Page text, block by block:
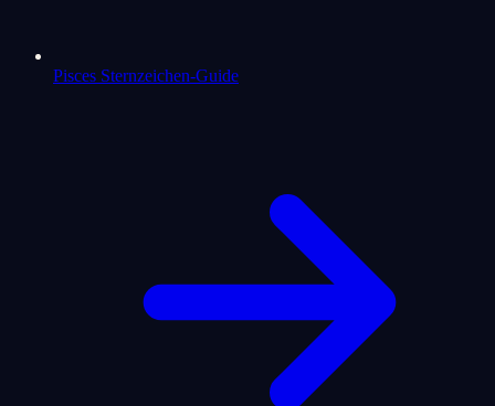
Pisces Sternzeichen-Guide